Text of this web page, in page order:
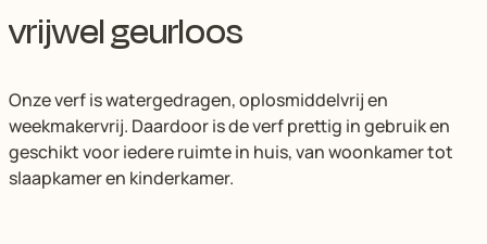
vrijwel geurloos
Onze verf is watergedragen, oplosmiddelvrij en
weekmakervrij. Daardoor is de verf prettig in gebruik en
geschikt voor iedere ruimte in huis, van woonkamer tot
slaapkamer en kinderkamer.